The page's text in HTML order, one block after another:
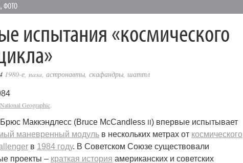
,ФОТО
испытания «космического
1980-е, nasa, астронавты, скафандры, шаттл
National Geographic
Маккэндлесс (Bruce McCandless II) впервые испытывает
маневренный модуль в нескольких метрах от космического
в 1984 году. В Советском Союзе существовали
проекты – краткая история американских и советских